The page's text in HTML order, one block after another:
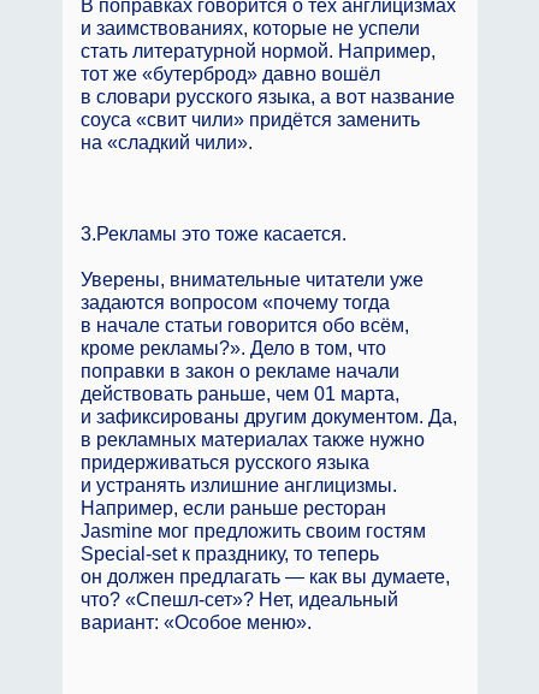
В поправках говорится о тех англицизмах
и заимствованиях, которые не успели
стать литературной нормой. Например,
тот же «бутерброд» давно вошёл
в словари русского языка, а вот название
соуса «свит чили» придётся заменить
на «сладкий чили».
3.Рекламы это тоже касается.
Уверены, внимательные читатели уже
задаются вопросом «почему тогда
в начале статьи говорится обо всём,
кроме рекламы?». Дело в том, что
поправки в закон о рекламе начали
действовать раньше, чем 01 марта,
и зафиксированы другим документом. Да,
в рекламных материалах также нужно
придерживаться русского языка
и устранять излишние англицизмы.
Например, если раньше ресторан
Jasmine мог предложить своим гостям
Special-set к празднику, то теперь
он должен предлагать — как вы думаете,
что? «Спешл-сет»? Нет, идеальный
вариант: «Особое меню».